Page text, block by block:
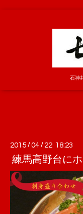
石神
2015 /04 / 22 18:23
練馬高野台に